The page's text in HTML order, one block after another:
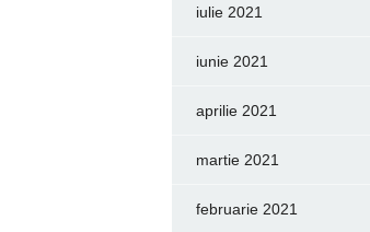
iulie 2021
iunie 2021
aprilie 2021
martie 2021
februarie 2021